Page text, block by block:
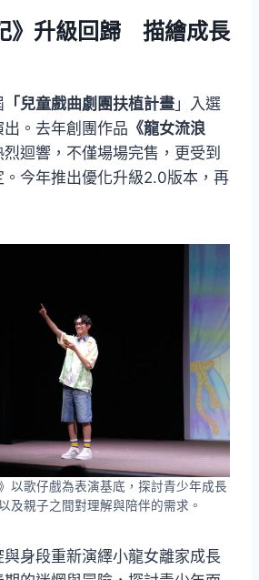
》升級回歸 描繪成長
「兒童戲曲劇團扶植計畫 」入選
。去年創團作品 《龍女流浪
迴響，不僅場場完售，更受到
今年推出優化升級2.0版本，再
以歌仔戲為表演基底，探討青少年成長
及親子之間對理解與陪伴的需求。
身段重新演繹小龍女離家成長